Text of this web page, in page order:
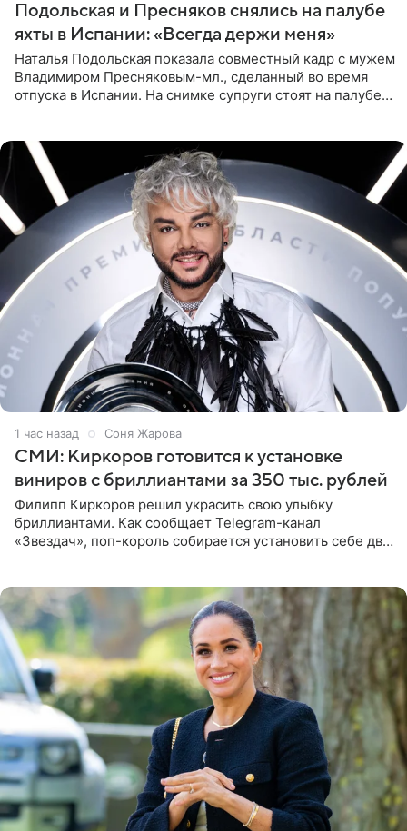
Подольская и Пресняков снялись на палубе
яхты в Испании: «Всегда держи меня»
Наталья Подольская показала совместный кадр с мужем
Владимиром Пресняковым-мл., сделанный во время
отпуска в Испании. На снимке супруги стоят на палубе
1 час назад Соня Жарова
СМИ: Киркоров готовится к установке
виниров с бриллиантами за 350 тыс. рублей
Филипп Киркоров решил украсить свою улыбку
бриллиантами. Как сообщает Telegram-канал
«Звездач», поп-король собирается установить себе два